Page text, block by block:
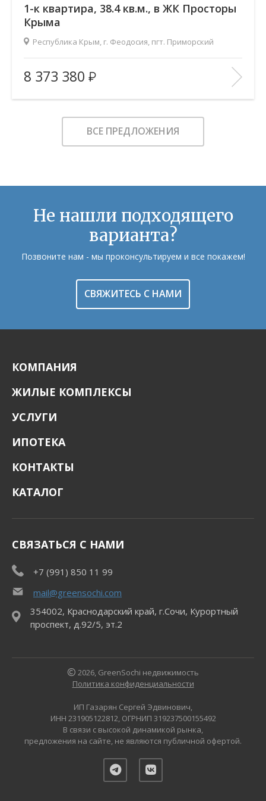
1-к квартира, 38.4 кв.м., в ЖК Просторы
Крыма
Республика Крым, г. Феодосия, пгт. Приморский
Площадь (общ/жил/кух), м2:
38.41/14.76/10.58
Количество комнат:
1
Этаж:
5/9
В ИЗБРАННОЕ
8 373 380
ВСЕ ПРЕДЛОЖЕНИЯ
Не нашли подходящего
варианта?
Позвоните нам - мы проконсультируем и все покажем!
СВЯЖИТЕСЬ С НАМИ
КОМПАНИЯ
ЖИЛЫЕ КОМПЛЕКСЫ
УСЛУГИ
ИПОТЕКА
КОНТАКТЫ
КАТАЛОГ
СВЯЗАТЬСЯ С НАМИ
+7 (991) 850 11 99
mail@greensochi.com
354002, Краснодарский край, г.Сочи, Курортный
проспект, д.92/5, эт.2
2026, GreenSochi недвижимость
Политика конфиденциальности
ИП Газарян Сергей Эдвинович,
ИНН 231905122812, ОГРНИП 319237500155492
В связи с высокой динамикой рынка,
предложения на сайте, не являются публичной офертой.